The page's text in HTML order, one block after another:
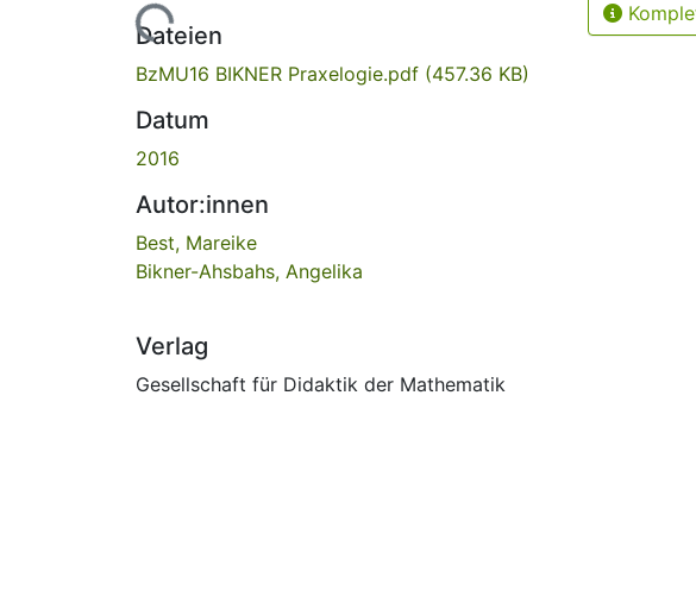
Lade...
Dateien
BzMU16 BIKNER Praxelogie.pdf (457.36 KB)
Datum
2016
Autor:innen
Best, Mareike
Bikner-Ahsbahs, Angelika
Verlag
Gesellschaft für Didaktik der Mathematik